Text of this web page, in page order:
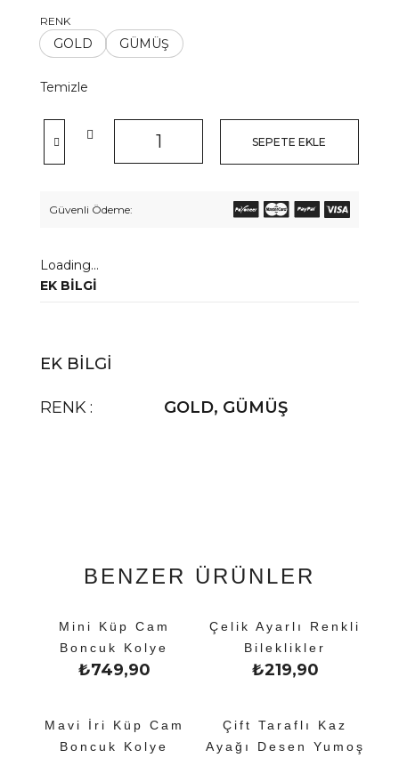
RENK
GOLD GÜMÜŞ
Temizle
SEPETE EKLE
Güvenli Ödeme:
Loading...
EK BILGI
EK BILGI
RENK GOLD, GÜMÜŞ
BENZER ÜRÜNLER
Mini Küp Cam
Boncuk Kolye
₺749,90
Çelik Ayarlı Renkli
Bileklikler
₺219,90
Mavi İri Küp Cam
Boncuk Kolye
Çift Taraflı Kaz
Ayağı Desen Yumoş